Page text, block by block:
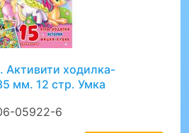
Активити ходилка-
мм. 12 стр. Умка
05922-6